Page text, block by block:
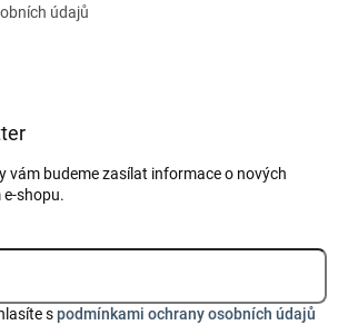
údajů
vám budeme zasílat informace o nových
shopu.
spodmínkami ochrany osobních údajů